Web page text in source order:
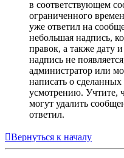
в соответствующем
ограниченного
уже ответил на
небольшая надпись,
правок, а также дату
надпись не
администратор или
написать о
усмотрению. Учтите,
могут удалить
ответил.
Вернуться к началу